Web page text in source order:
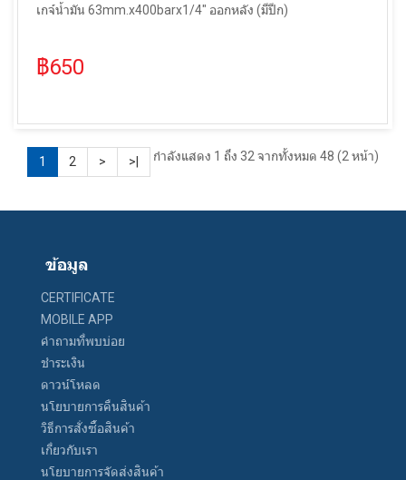
เกจ์น้ำมัน 63mm.x400barx1/4" ออกหลัง (มีปีก)
฿650
1 2 > >| กำลังแสดง 1 ถึง 32 จากทั้งหมด 48 (2 หน้า)
ข้อมูล
CERTIFICATE
MOBILE APP
คำถามที่พบบ่อย
ชำระเงิน
ดาวน์โหลด
นโยบายการคืนสินค้า
วิธีการสั่งซื้อสินค้า
เกี่ยวกับเรา
นโยบายการจัดส่งสินค้า